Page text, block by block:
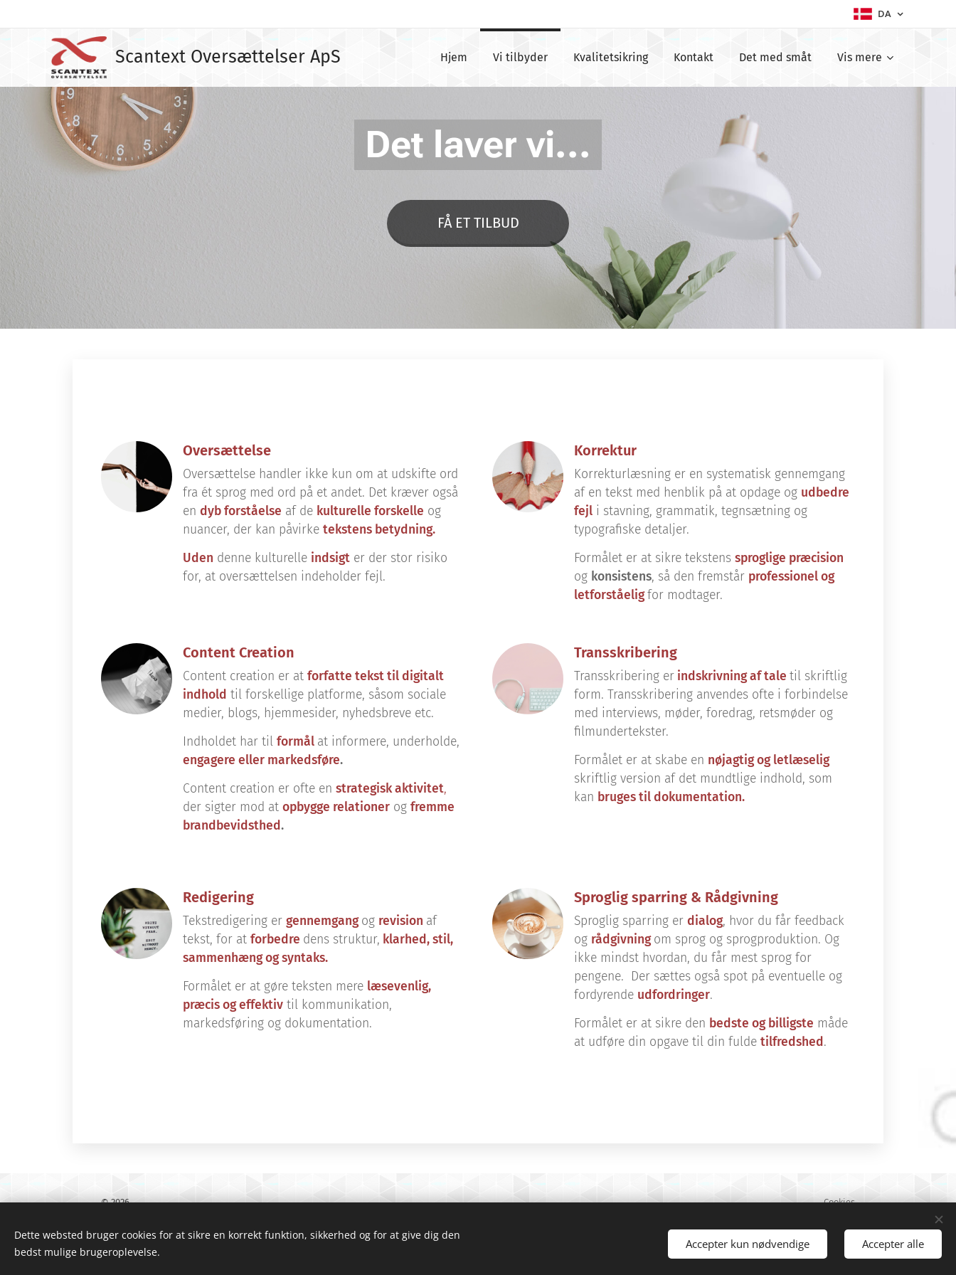
DA
Scantext Oversættelser ApS Hjem Vi tilbyder Kvalitetsikring Kontakt Det med småt Vis mere
Det laver vi...
FÅ ET TILBUD
Oversættelse
Oversættelse handler ikke kun om at udskifte ord
fra ét sprog med ord på et andet. Det kræver også
en dyb forståelse af de kulturelle forskelle og
nuancer, der kan påvirke tekstens betydning.
Uden denne kulturelle indsigt er der stor risiko
for, at oversættelsen indeholder fejl.
Korrektur
Korrekturlæsning er en systematisk gennemgang
af en tekst med henblik på at opdage og udbedre
fejl i stavning, grammatik, tegnsætning og
typografiske detaljer.
Formålet er at sikre tekstens sproglige præcision
og konsistens, så den fremstår professionel og
letforståeligfor modtager.
Content Creation
Content creation er at forfatte tekst til digitalt
indhold til forskellige platforme, såsom sociale
medier, blogs, hjemmesider, nyhedsbreve etc.
Indholdet har til formål at informere, underholde,
engagere eller markedsføre.
Content creation er ofte en strategisk aktivitet,
der sigter mod at opbygge relationer og fremme
brandbevidsthed.
Transskribering
Transskribering er indskrivning af tale til skriftlig
form. Transskribering anvendes ofte i forbindelse
med interviews, møder, foredrag, retsmøder og
filmundertekster.
Formålet er at skabe en nøjagtig og letlæselig
skriftlig version af det mundtlige indhold, som
kan bruges til dokumentation.
Redigering
Tekstredigering er gennemgangog revision af
tekst, for at forbedre dens struktur, klarhed, stil,
sammenhæng og syntaks.
Formålet er at gøre teksten mere læsevenlig,
præcis og effektiv til kommunikation,
markedsføring og dokumentation.
Sproglig sparring & Rådgivning
Sproglig sparring er dialog, hvor du får feedback
og rådgivningom sprog og sprogproduktion. Og
ikke mindst hvordan, du får mest sprog for
pengene. Der sættes også spot på eventuelle og
fordyrende udfordringer.
Formålet er at sikre den bedste og billigste måde
at udføre din opgave til din fulde tilfredshed.
© 2026
- Telefon: 86760999
- CVR: 17422170
Cookies
Dette websted bruger cookies for at sikre en korrekt funktion, sikkerhed og for at give dig den
bedst mulige brugeroplevelse.
Accepter kun nødvendige Accepter alle